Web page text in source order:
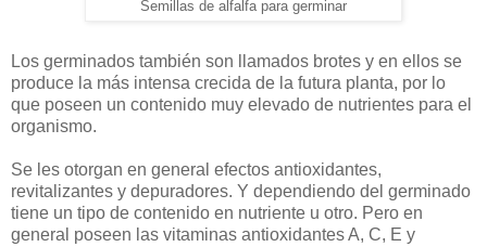
Semillas de alfalfa para germinar
Los germinados también son llamados brotes y en ellos se
produce la más intensa crecida de la futura planta, por lo
que poseen un contenido muy elevado de nutrientes para el
organismo.
Se les otorgan en general efectos antioxidantes,
revitalizantes y depuradores. Y dependiendo del germinado
tiene un tipo de contenido en nutriente u otro. Pero en
general poseen las vitaminas antioxidantes A, C, E y